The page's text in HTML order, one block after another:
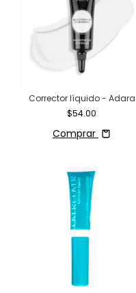
Corrector líquido - Adara
$54.00
Comprar